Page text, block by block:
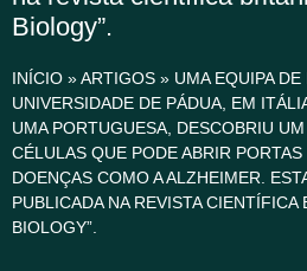
Biology”.
INÍCIO »ARTIGOS » UMA EQUIPA
UNIVERSIDADE DE PÁDUA, EM
UMA PORTUGUESA, DESCOBRIU
CÉLULAS QUE PODE ABRIR
DOENÇAS COMO A ALZHEIMER.
PUBLICADA NA REVISTA CIENTÍFICA
BIOLOGY”.